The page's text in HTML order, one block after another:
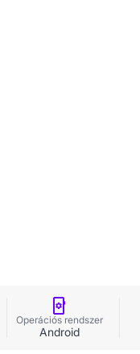
Operációs rendszer
Android